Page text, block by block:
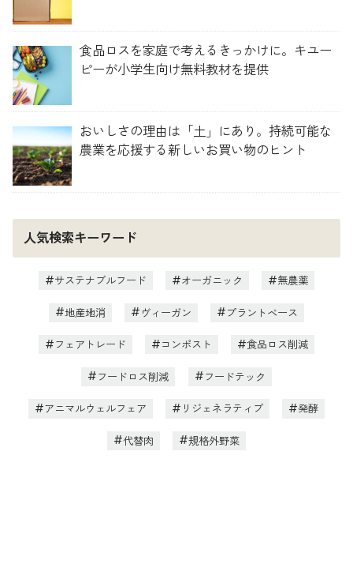
食品ロスを家庭で考えるきっかけに。キユー
ピーが小学生向け無料教材を提供
おいしさの理由は「土」にあり。持続可能な
農業を応援する新しいお買い物のヒント
人気検索キーワード
サステナブルフード オーガニック 無農薬
地産地消 ヴィーガン プラントベース
フェアトレード コンポスト 食品ロス削減
フードロス削減 フードテック
アニマルウェルフェア リジェネラティブ 発酵
代替肉 規格外野菜